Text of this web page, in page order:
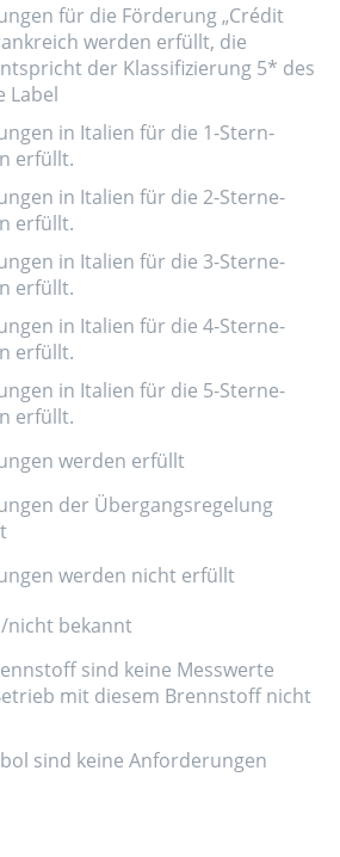
für die Förderung „Crédit
werden erfüllt, die
der Klassifizierung 5* des
Label
in Italien für die 1-Stern-
erfüllt.
in Italien für die 2-Sterne-
erfüllt.
in Italien für die 3-Sterne-
erfüllt.
in Italien für die 4-Sterne-
erfüllt.
in Italien für die 5-Sterne-
erfüllt.
werden erfüllt
der Übergangsregelung
werden nicht erfüllt
nicht bekannt
sind keine Messwerte
mit diesem Brennstoff nicht
sind keine Anforderungen